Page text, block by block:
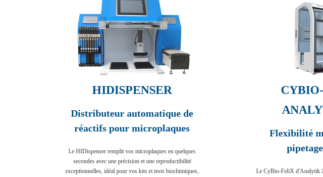
HIDISPENSER
Distributeur automatique de
réactifs pour microplaques
Le HIDispenser remplit vos microplaques en quelques
secondes avec une précision et une reproductibilité
exceptionnelles, idéal pour vos kits et tests biochimiques,
Flexibilité
Le CyBio-FeliX d'Analytik